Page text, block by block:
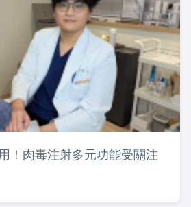
！肉毒注射多元功能受關注